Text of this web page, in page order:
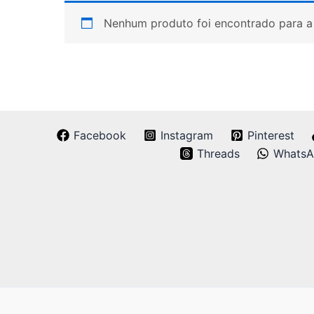
Nenhum produto foi encontrado para a
Facebook Instagram Pinterest
Threads